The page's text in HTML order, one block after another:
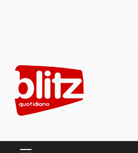
content